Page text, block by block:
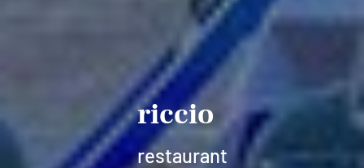
riccio
restaurant